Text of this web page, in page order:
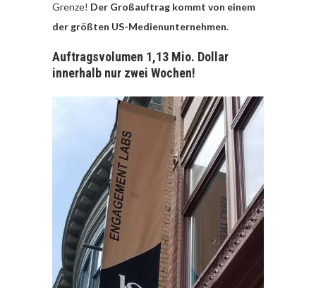
Grenze! Der Großauftrag kommt von einem
der größten US-Medienunternehmen.
Auftragsvolumen 1,13 Mio. Dollar
innerhalb nur zwei Wochen!